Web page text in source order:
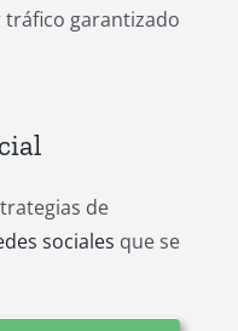
tráfico garantizado
de
sociales que se